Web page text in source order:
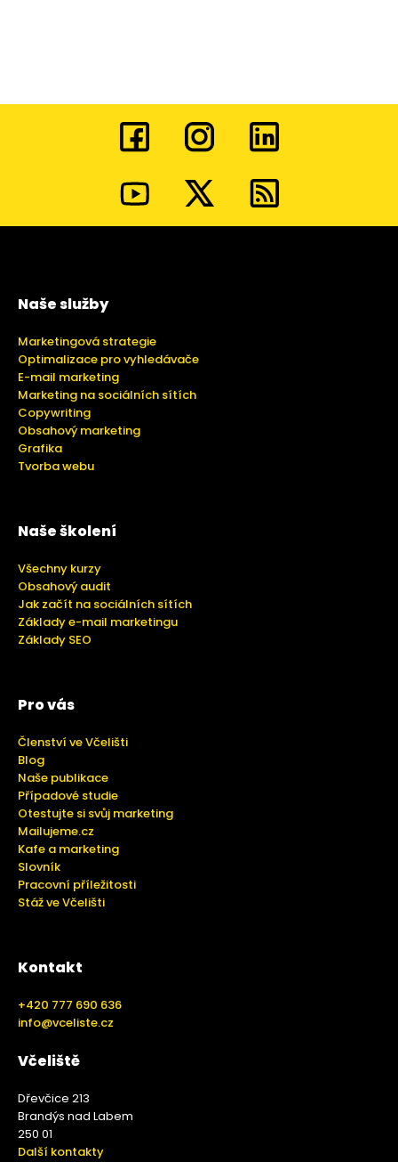
Naše služby
Marketingová strategie
Optimalizace pro vyhledávače
E-mail marketing
Marketing na sociálních sítích
Copywriting
Obsahový marketing
Grafika
Tvorba webu
Naše školení
Všechny kurzy
Obsahový audit
Jak začít na sociálních sítích
Základy e-mail marketingu
Základy SEO
Pro vás
Členství ve Včelišti
Blog
Naše publikace
Případové studie
Otestujte si svůj marketing
Mailujeme.cz
Kafe a marketing
Slovník
Pracovní příležitosti
Stáž ve Včelišti
Kontakt
+420 777 690 636
info@vceliste.cz
Včeliště
Dřevčice 213
Brandýs nad Labem
250 01
Další kontakty